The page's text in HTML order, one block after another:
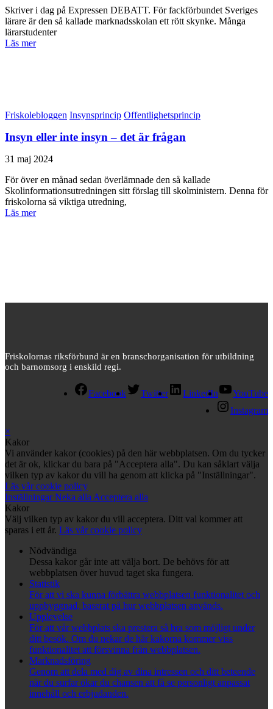
Skriver i dag på Expressen DEBATT. För fackförbundet Sveriges
lärare är den så kallade marknadsskolan ett rött skynke. Många
lärarstudenter
Läs mer
Friskolebloggen Insynsprincip Offentlighetsprincip
Insyn eller inte insyn – det är frågan
31 maj 2024
För över en månad sedan överlämnade den så kallade
Skolinformationsutredningen sitt förslag till skolministern. Denna för
friskolorna så viktiga utredning,
Läs mer
Friskolornas riksförbund är en branschorganisation för utbildning
och barnomsorg i enskild regi.
Facebook Twitter LinkedIn
YouTube
Instagram
×
Kakor
Vi använder kakor (cookies) på den här webbplatsen. Om du tycker
det är ok, klickar du bara på "Acceptera alla". Du kan såklart välja
vilken typ av kakor du vill ha genom att klicka på "Inställningar".
Läs vår cookie policy
InställningarNeka alla Acceptera alla
Kakor
Välj vilken typ av kakor du vill acceptera. Ditt val kommer att
sparas i ett år. Läs vår cookie policy
Nödvändiga
Dessa kakor går inte att välja bort. De behövs för att
webbplatsen över huvud taget ska fungera.
Statistik
För att vi ska kunna förbättra webbplatsen funktionalitet och
uppbyggnad, baserat på hur webbplatsen används.
Upplevelse
För att vår webbplats ska prestera så bra som möjligt under
ditt besök. Om du nekar de här kakorna kommer viss
funktionalitet att försvinna från webbplatsen.
Marknadsföring
Genom att dela med dig av dina intressen och ditt beteende
när du surfar ökar du chansen att få se personligt anpassat
innehåll och erbjudanden.